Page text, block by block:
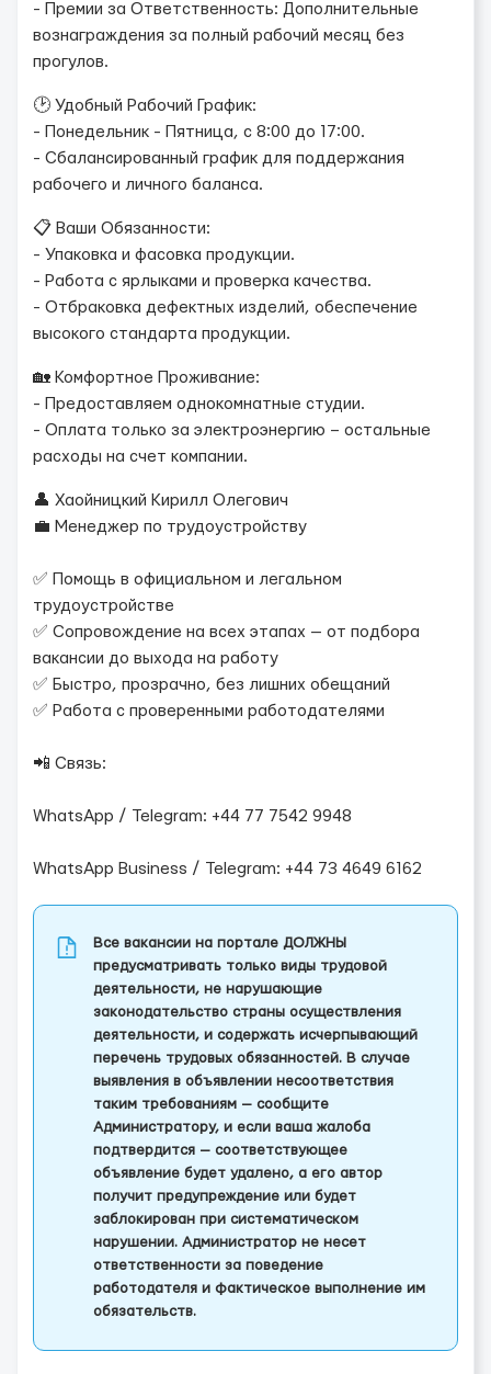
- Премии за Ответственность: Дополнительные
вознаграждения за полный рабочий месяц без
прогулов.
🕑 Удобный Рабочий График:
- Понедельник - Пятница, с 8:00 до 17:00.
- Сбалансированный график для поддержания
рабочего и личного баланса.
📋 Ваши Обязанности:
- Упаковка и фасовка продукции.
- Работа с ярлыками и проверка качества.
- Отбраковка дефектных изделий, обеспечение
высокого стандарта продукции.
🏡 Комфортное Проживание:
- Предоставляем однокомнатные студии.
- Оплата только за электроэнергию – остальные
расходы на счет компании.
👤 Хаойницкий Кирилл Олегович
💼 Менеджер по трудоустройству
✅ Помощь в официальном и легальном
трудоустройстве
✅ Сопровождение на всех этапах — от подбора
вакансии до выхода на работу
✅ Быстро, прозрачно, без лишних обещаний
✅ Работа с проверенными работодателями
📲 Связь:
WhatsApp / Telegram: +44 77 7542 9948
WhatsApp Business / Telegram: +44 73 4649 6162
Все вакансии на портале ДОЛЖНЫ
предусматривать только виды трудовой
деятельности, не нарушающие
законодательство страны осуществления
деятельности, и содержать исчерпывающий
перечень трудовых обязанностей. В случае
выявления в объявлении несоответствия
таким требованиям — сообщите
Администратору, и если ваша жалоба
подтвердится — соответствующее
объявление будет удалено, а его автор
получит предупреждение или будет
заблокирован при систематическом
нарушении. Администратор не несет
ответственности за поведение
работодателя и фактическое выполнение им
обязательств.